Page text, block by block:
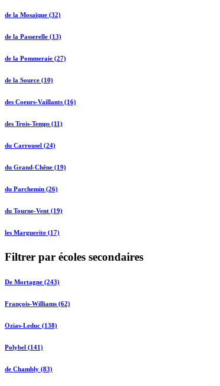
de la Mosaïque (32)
de la Passerelle (13)
de la Pommeraie (27)
de la Source (10)
des Coeurs-Vaillants (16)
des Trois-Temps (11)
du Carrousel (24)
du Grand-Chêne (19)
du Parchemin (26)
du Tourne-Vent (19)
les Marguerite (17)
Filtrer par écoles secondaires
De Mortagne (243)
François-Williams (62)
Ozias-Leduc (138)
Polybel (141)
de Chambly (83)